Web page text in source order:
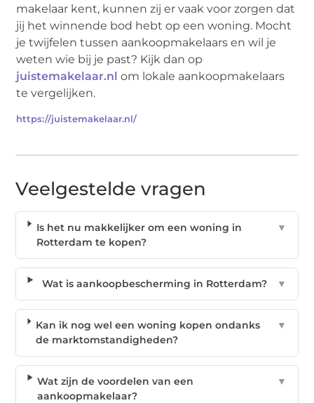
makelaar kent, kunnen zij er vaak voor zorgen dat
jij het winnende bod hebt op een woning. Mocht
je twijfelen tussen aankoopmakelaars en wil je
weten wie bij je past? Kijk dan op
juistemakelaar.nlom lokale aankoopmakelaars
te vergelijken.
https://juistemakelaar.nl/
Veelgestelde vragen
Is het nu makkelijker om een woning in
Rotterdam te kopen?
▼
Wat is aankoopbescherming in Rotterdam? ▼
Kan ik nog wel een woning kopen ondanks
de marktomstandigheden?
▼
Wat zijn de voordelen van een
aankoopmakelaar?
▼